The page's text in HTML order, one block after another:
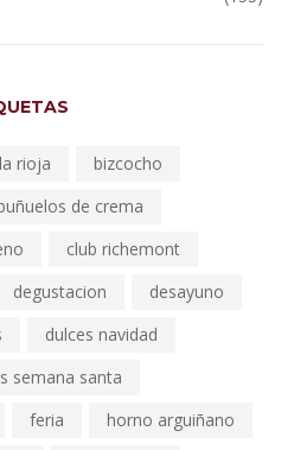
rioja
bizcocho
de crema
club richemont
degustacion
desayuno
dulces navidad
semana santa
feria
horno arguiñano